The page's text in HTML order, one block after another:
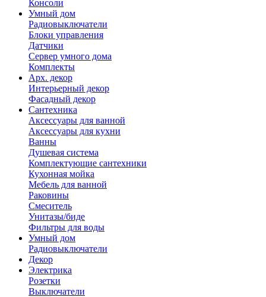
Консоли
Умный дом
Радиовыключатели
Блоки управления
Датчики
Сервер умного дома
Комплекты
Арх. декор
Интерьерный декор
Фасадный декор
Сантехника
Аксессуары для ванной
Аксессуары для кухни
Ванны
Душевая система
Комплектующие сантехники
Кухонная мойка
Мебель для ванной
Раковины
Смеситель
Унитазы/биде
Фильтры для воды
Умный дом
Радиовыключатели
Декор
Электрика
Розетки
Выключатели